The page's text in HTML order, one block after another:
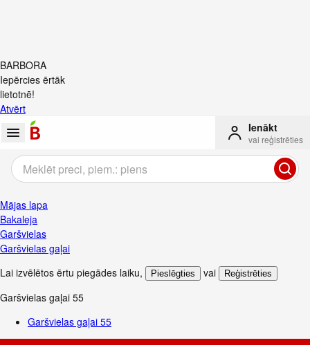
BARBORA
Iepērcies ērtāk
lietotnē!
Atvērt
Ienākt
vai reģistrēties
Mājas lapa
Bakaleja
Garšvielas
Garšvielas gaļai
Lai izvēlētos ērtu piegādes laiku, Pieslēgties vai Reģistrēties
Garšvielas gaļai 55
Garšvielas gaļai 55